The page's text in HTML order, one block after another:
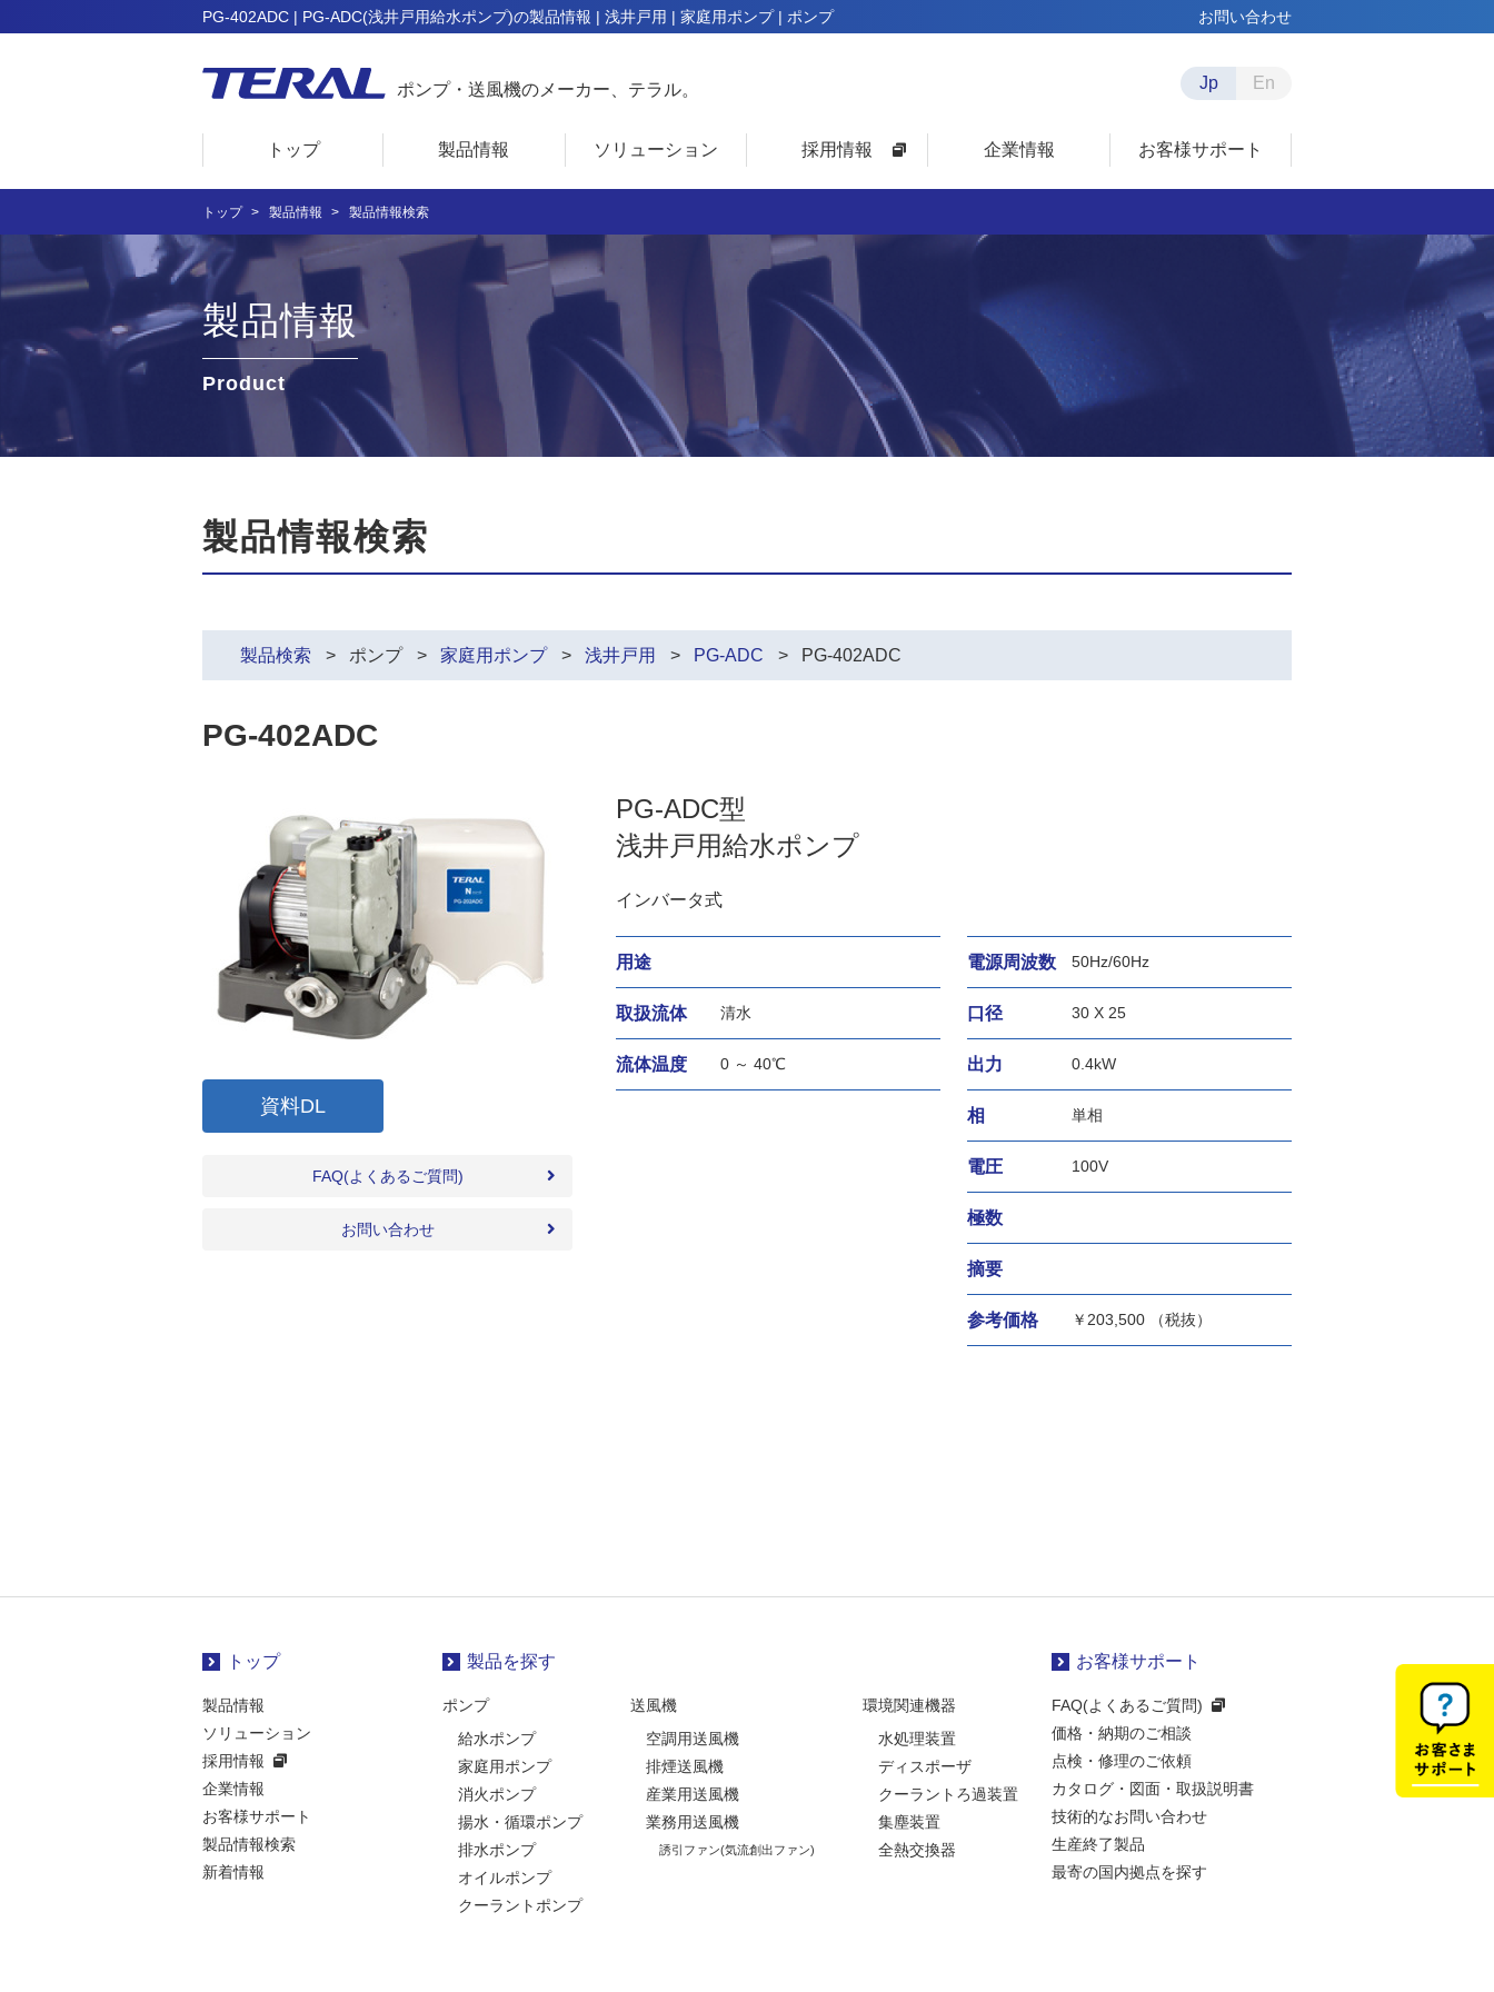
PG-402ADC | PG-ADC(浅井戸用給水ポンプ)の製品情報 | 浅井戸用 | 家庭用ポンプ | ポンプ お問い合わせ
ポンプ・送風機のメーカー、テラル。 Jp En
トップ 製品情報 ソリューション 採用情報 企業情報 お客様サポート
トップ 製品情報 製品情報検索
製品情報
Product
製品情報検索
製品検索 ポンプ 家庭用ポンプ 浅井戸用 PG-ADC PG-402ADC
PG-402ADC
資料DL
FAQ(よくあるご質問)
お問い合わせ
PG-ADC型
浅井戸用給水ポンプ
インバータ式
用途
取扱流体 清水
流体温度 0 ～ 40℃
電源周波数 50Hz/60Hz
口径 30 X 25
出力 0.4kW
相 単相
電圧 100V
極数
摘要
参考価格 ￥ 203,500 （税抜）
トップ
製品情報
ソリューション
採用情報
企業情報
お客様サポート
製品情報検索
新着情報
製品を探す
ポンプ
給水ポンプ
家庭用ポンプ
消火ポンプ
揚水・循環ポンプ
排水ポンプ
オイルポンプ
クーラントポンプ
送風機
空調用送風機
排煙送風機
産業用送風機
業務用送風機
誘引ファン(気流創出ファン)
環境関連機器
水処理装置
ディスポーザ
クーラントろ過装置
集塵装置
全熱交換器
お客様サポート
FAQ(よくあるご質問)
価格・納期のご相談
点検・修理のご依頼
カタログ・図面・取扱説明書
技術的なお問い合わせ
生産終了製品
最寄の国内拠点を探す